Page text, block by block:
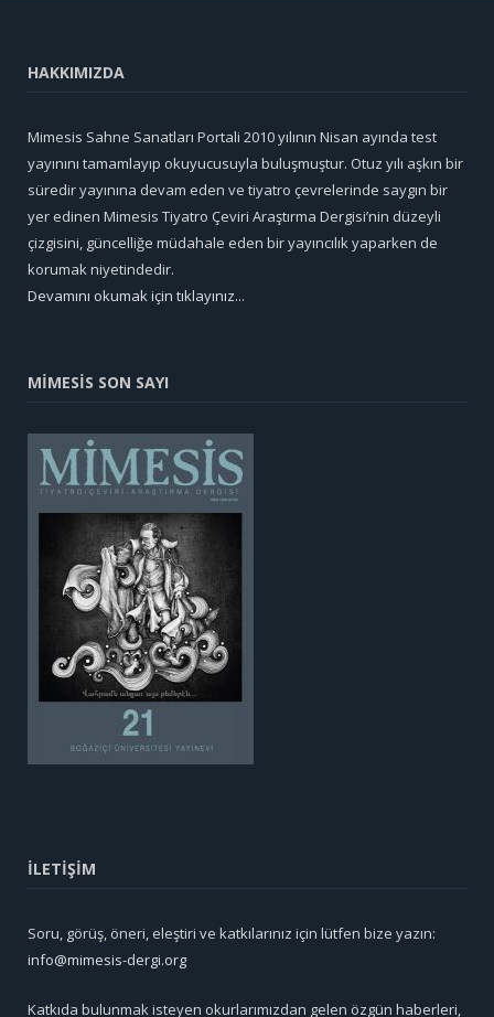
HAKKIMIZDA
Mimesis Sahne Sanatları Portali 2010 yılının Nisan ayında test
yayınını tamamlayıp okuyucusuyla buluşmuştur. Otuz yılı aşkın bir
süredir yayınına devam eden ve tiyatro çevrelerinde saygın bir
yer edinen Mimesis Tiyatro Çeviri Araştırma Dergisi’nin düzeyli
çizgisini, güncelliğe müdahale eden bir yayıncılık yaparken de
korumak niyetindedir.
Devamını okumak için tıklayınız...
MİMESİS SON SAYI
İLETİŞİM
Soru, görüş, öneri, eleştiri ve katkılarınız için lütfen bize yazın:
info@mimesis-dergi.org
Katkıda bulunmak isteyen okurlarımızdan gelen özgün haberleri,